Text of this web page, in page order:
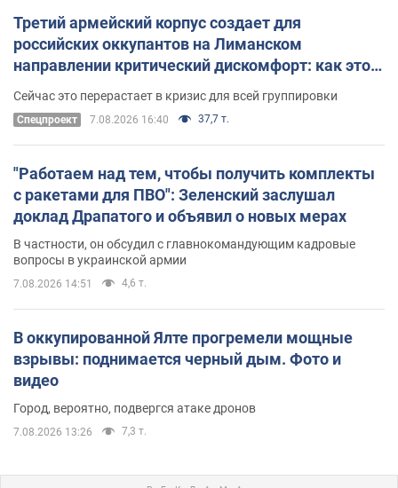
Третий армейский корпус создает для
российских оккупантов на Лиманском
направлении критический дискомфорт: как это
удалось
Сейчас это перерастает в кризис для всей группировки
Спецпроект 7.08.2026 16:40 37,7 т.
"Работаем над тем, чтобы получить комплекты
с ракетами для ПВО": Зеленский заслушал
доклад Драпатого и объявил о новых мерах
В частности, он обсудил с главнокомандующим кадровые
вопросы в украинской армии
7.08.2026 14:51 4,6 т.
В оккупированной Ялте прогремели мощные
взрывы: поднимается черный дым. Фото и
видео
Город, вероятно, подвергся атаке дронов
7.08.2026 13:26 7,3 т.